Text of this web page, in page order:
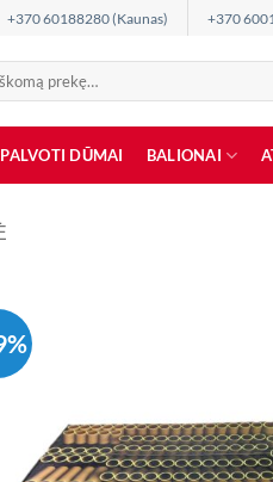
+370 60188280 (Kaunas) +370
DŪMAI BALIONAI